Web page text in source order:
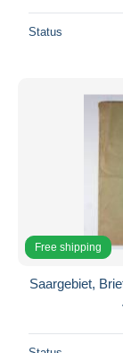
Status
Free shipping
Saargebiet,